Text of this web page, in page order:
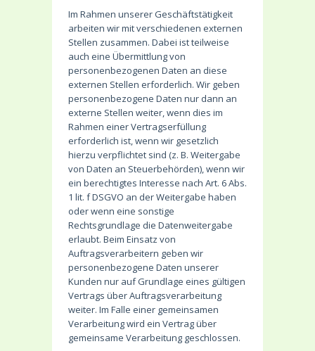
Im Rahmen unserer Geschäftstätigkeit
arbeiten wir mit verschiedenen externen
Stellen zusammen. Dabei ist teilweise
auch eine Übermittlung von
personenbezogenen Daten an diese
externen Stellen erforderlich. Wir geben
personenbezogene Daten nur dann an
externe Stellen weiter, wenn dies im
Rahmen einer Vertragserfüllung
erforderlich ist, wenn wir gesetzlich
hierzu verpflichtet sind (z. B. Weitergabe
von Daten an Steuerbehörden), wenn wir
ein berechtigtes Interesse nach Art. 6 Abs.
1 lit. f DSGVO an der Weitergabe haben
oder wenn eine sonstige
Rechtsgrundlage die Datenweitergabe
erlaubt. Beim Einsatz von
Auftragsverarbeitern geben wir
personenbezogene Daten unserer
Kunden nur auf Grundlage eines gültigen
Vertrags über Auftragsverarbeitung
weiter. Im Falle einer gemeinsamen
Verarbeitung wird ein Vertrag über
gemeinsame Verarbeitung geschlossen.